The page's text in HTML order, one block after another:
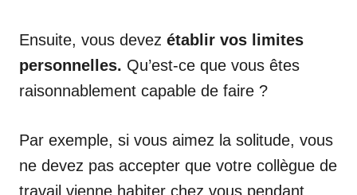
Ensuite, vous devez établir vos limites
personnelles. Qu’est-ce que vous êtes
raisonnablement capable de faire ?
Par exemple, si vous aimez la solitude, vous
ne devez pas accepter que votre collègue de
travail vienne habiter chez vous pendant